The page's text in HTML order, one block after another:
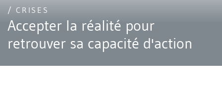
/ CRISES
Accepter la réalité pour
retrouver sa capacité d'action